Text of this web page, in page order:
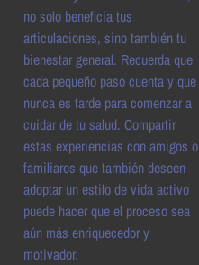
no solo beneficia tus
articulaciones, sino también tu
bienestar general. Recuerda que
cada pequeño paso cuenta y que
nunca es tarde para comenzar a
cuidar de tu salud. Compartir
estas experiencias con amigos o
familiares que también deseen
adoptar un estilo de vida activo
puede hacer que el proceso sea
aún más enriquecedor y
motivador.